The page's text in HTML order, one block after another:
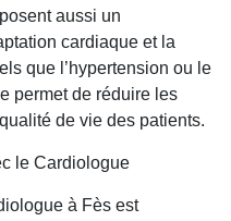
aussi un
cardiaque et la
que l’hypertension ou le
permet de réduire les
de vie des patients.
le Cardiologue
à Fès est